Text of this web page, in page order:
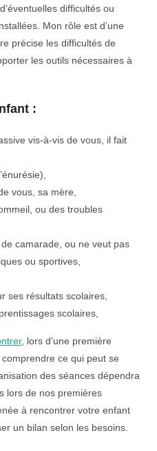
difficultés ou
Mon rôle est d’une
précise les difficultés de
les outils nécessaires à
:
vis-à-vis de vous, il fait
vous, sa mère,
ou des troubles
camarade, ou ne veut pas
ou sportives,
ses résultats scolaires,
scolaires,
, lors d’une première
ce qui peut se
des séances dépendra
lors de nos premières
à rencontrer votre enfant
un bilan selon les besoins.